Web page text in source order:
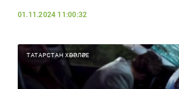
01.11.2024 11:00:32
ТАТАРСТАН ХӘБӘРЛӘРЕ